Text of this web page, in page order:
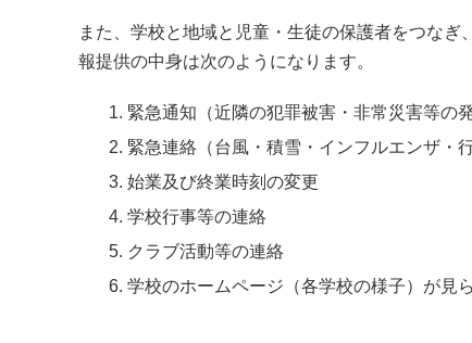
また、学校と地域と児童・生徒の保護者をつな
報提供の中身は次のようになります。
緊急通知（近隣の犯罪被害・非常災害等の
緊急連絡（台風・積雪・インフルエンザ・
始業及び終業時刻の変更
学校行事等の連絡
クラブ活動等の連絡
学校のホームページ（各学校の様子）が見ら